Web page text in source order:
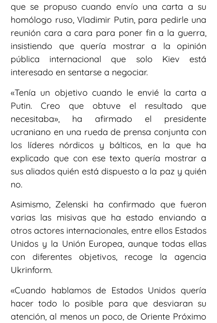
que se propuso cuando envío una carta a su
homólogo ruso, Vladimir Putin, para pedirle una
reunión cara a cara para poner fin a la guerra,
insistiendo que quería mostrar a la opinión
pública internacional que solo Kiev está
interesado en sentarse a negociar.
«Tenía un objetivo cuando le envié la carta a
Putin. Creo que obtuve el resultado que
necesitaba», ha afirmado el presidente
ucraniano en una rueda de prensa conjunta con
los líderes nórdicos y bálticos, en la que ha
explicado que con ese texto quería mostrar a
sus aliados quién está dispuesto a la paz y quién
no.
Asimismo, Zelenski ha confirmado que fueron
varias las misivas que ha estado enviando a
otros actores internacionales, entre ellos Estados
Unidos y la Unión Europea, aunque todas ellas
con diferentes objetivos, recoge la agencia
Ukrinform.
«Cuando hablamos de Estados Unidos quería
hacer todo lo posible para que desviaran su
atención, al menos un poco, de Oriente Próximo